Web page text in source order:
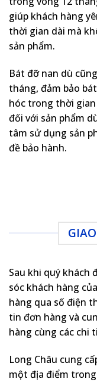
giúp khách hàng
thời gian dài mà
sản phẩm.
Bát đỡ nan dù
tháng, đảm bảo
hóc trong thời gian
đối với sản phẩm
tâm sử dụng sản
đề bảo hành.
Sau khi quý khách
sóc khách hàng
hàng qua số điện
tin đơn hàng và
hàng cùng các chi
Long Châu cung
một địa điểm trong